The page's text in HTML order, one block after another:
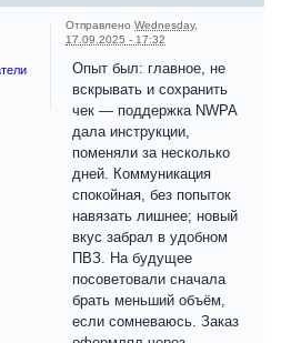
Отправлено Wednesday,
17.09.2025 - 17:32
Опыт был: главное, не
вскрывать и сохранить
чек — поддержка NWPA
дала инструкции,
поменяли за несколько
дней. Коммуникация
спокойная, без попыток
навязать лишнее; новый
вкус забрал в удобном
ПВЗ. На будущее
посоветовали сначала
брать меньший объём,
если сомневаюсь. Заказ